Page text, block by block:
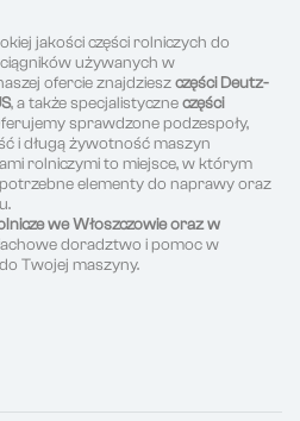
jakości części rolniczych do
używanych w
ofercie znajdzieszczęści Deutz-
, a także specjalistyczneczęści
sprawdzone podzespoły,
i długą żywotność maszyn
rolniczymi to miejsce, w którym
elementy do naprawy oraz
we Włoszczowie oraz w
doradztwo i pomoc w
Twojej maszyny.